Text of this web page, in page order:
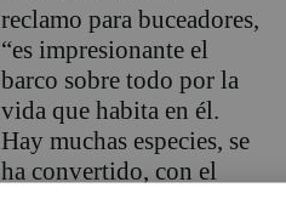
reclamo para buceadores,
“es impresionante el
barco sobre todo por la
vida que habita en él.
Hay muchas especies, se
ha convertido, con el